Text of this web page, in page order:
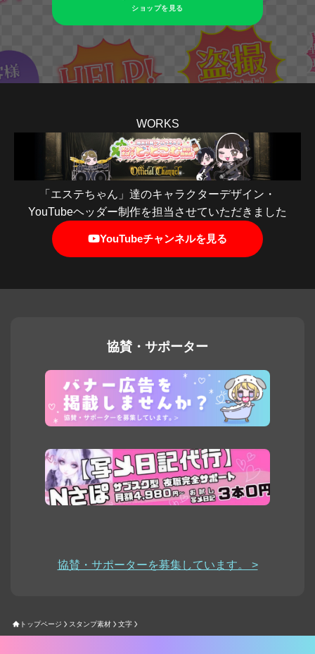
ショップを見る
WORKS
「エステちゃん」達のキャラクターデザイン・
YouTubeヘッダー制作を担当させていただきました
YouTubeチャンネルを見る
協賛・サポーター
協賛・サポーターを募集しています。 >
トップページ スタンプ素材 文字